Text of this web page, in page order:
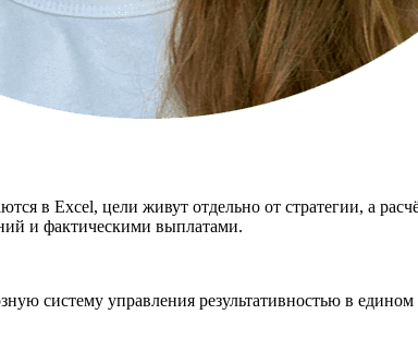
в Excel, цели живут отдельно от стратегии, а
и фактическими выплатами.
систему управления результативностью в